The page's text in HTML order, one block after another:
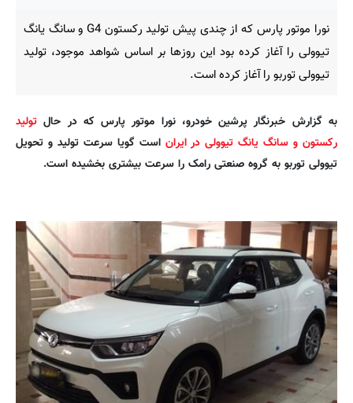
نورا موتور پارس که از چندی پیش تولید رکستون G4 و سانگ یانگ
تیوولی را آغاز کرده بود این روزها بر اساس شواهد موجود، تولید
تیوولی توربو را آغاز کرده است.
به گزارش خبرنگار پرشین خودرو، نورا موتور پارس که در حال تولید
رکستون و سانگ یانگ تیوولی در ایران است گویا سرعت تولید و تحویل
تیوولی توربو به گروه صنعتی رامک را سرعت بیشتری بخشیده است.